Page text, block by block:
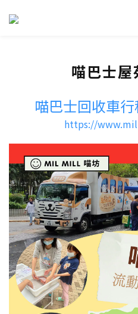
喵巴士屋
喵巴士回收車
https://